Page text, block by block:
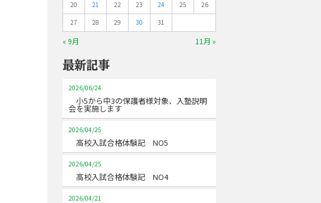
20
21 22 23 24 25
26
27
28 29 30 31
« 9月 11月 »
最新記事
2026/06/24
小5から中3の保護者様対象、入塾説明
会を実施します
2026/04/25
高校入試合格体験記 NO5
2026/04/25
高校入試合格体験記 NO4
2026/04/21